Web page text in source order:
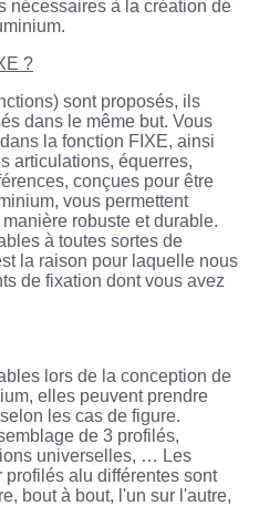
nécessaires à la création de
?
sont proposés, ils
dans le même but. Vous
la fonction FIXE, ainsi
articulations, équerres,
conçues pour être
vous permettent
robuste et durable.
à toutes sortes de
la raison pour laquelle nous
de fixation dont vous avez
lors de la conception de
elles peuvent prendre
les cas de figure.
de 3 profilés,
universelles, … Les
alu différentes sont
bout à bout, l'un sur l'autre,